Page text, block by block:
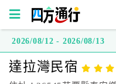
方
2026/08/12 - 2026/08/13
達拉灣民宿